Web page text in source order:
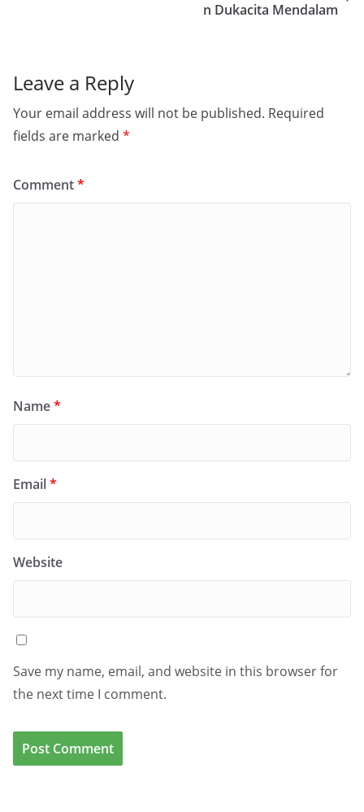
n Dukacita Mendalam
Leave a Reply
Your email address will not be published. Required
fields are marked *
Comment*
Name*
Email*
Website
Save my name, email, and website in this browser for
the next time I comment.